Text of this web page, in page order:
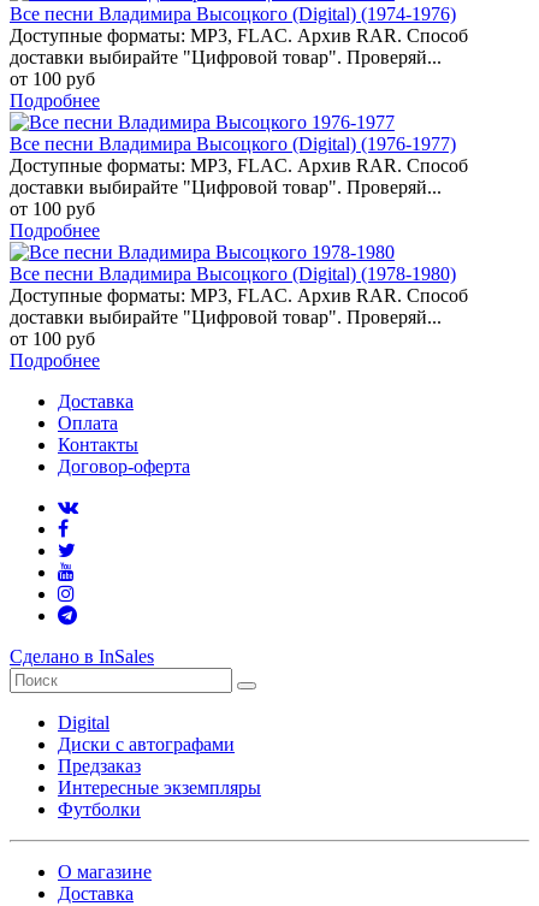
Все песни Владимира Высоцкого (Digital) (1974-1976)
Доступные форматы: MP3, FLAC. Архив RAR. Способ
доставки выбирайте "Цифровой товар". Проверяй...
от 100 руб
Подробнее
Все песни Владимира Высоцкого (Digital) (1976-1977)
Доступные форматы: MP3, FLAC. Архив RAR. Способ
доставки выбирайте "Цифровой товар". Проверяй...
от 100 руб
Подробнее
Все песни Владимира Высоцкого (Digital) (1978-1980)
Доступные форматы: MP3, FLAC. Архив RAR. Способ
доставки выбирайте "Цифровой товар". Проверяй...
от 100 руб
Подробнее
Доставка
Оплата
Контакты
Договор-оферта
Сделано в InSales
Digital
Диски с автографами
Предзаказ
Интересные экземпляры
Футболки
О магазине
Доставка